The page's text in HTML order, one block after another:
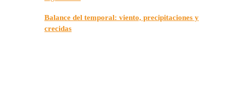
Balance del temporal: viento, precipitaciones y
crecidas